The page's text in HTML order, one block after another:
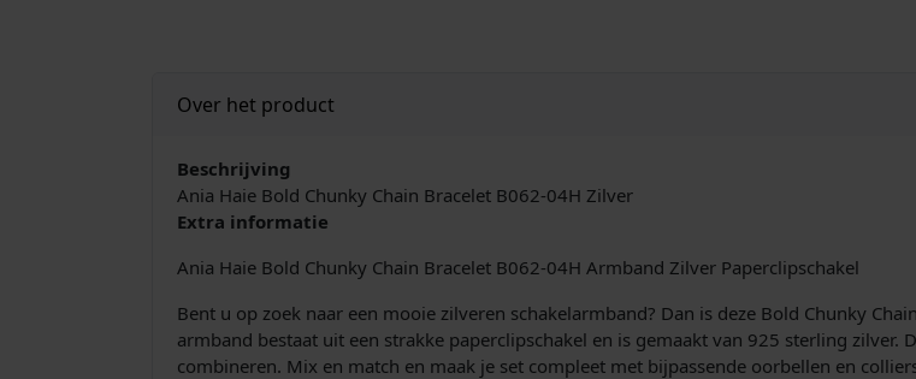
C
a
i
n
Over het product
Beschrijving
Ania Haie Bold Chunky Chain Bracelet B062-04H Zilver
Extra informatie
Ania Haie Bold Chunky Chain Bracelet B062-04H Armband Zilver Paperclipschakel
Bent u op zoek naar een mooie zilveren schakelarmband? Dan is deze Bold Chunky
armband bestaat uit een strakke paperclipschakel en is gemaakt van 925 sterling zilver.
combineren. Mix en match en maak je set compleet met bijpassende oorbellen en